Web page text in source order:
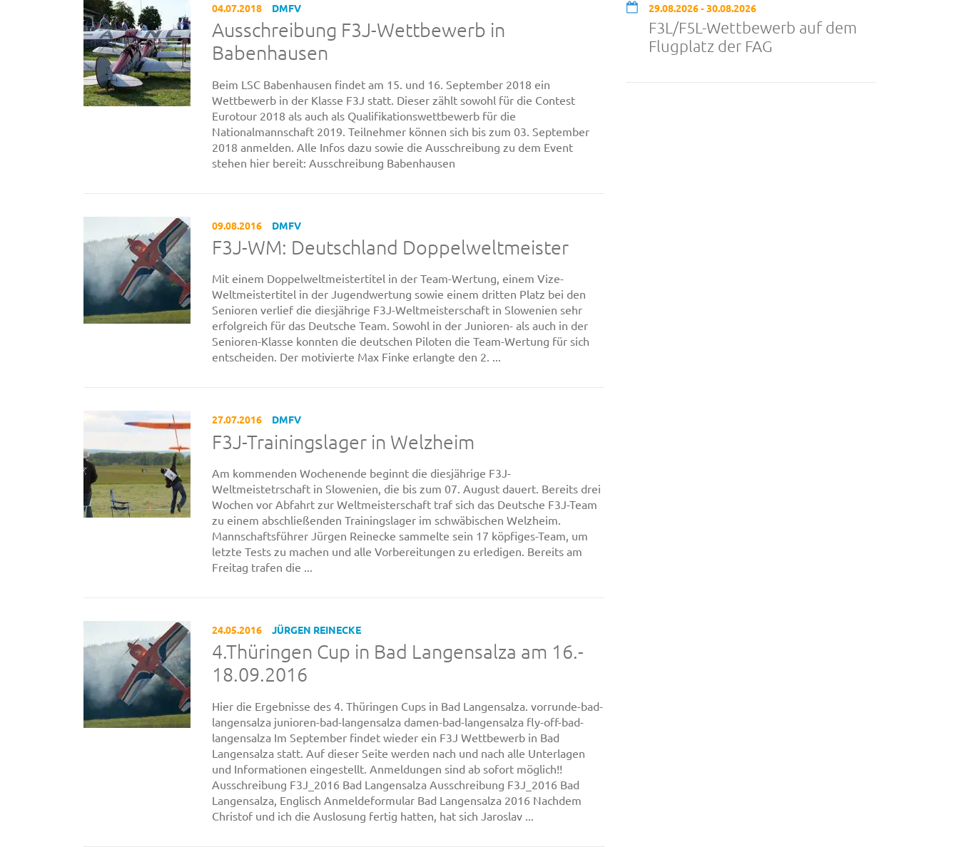
04.07.2018 DMFV
Ausschreibung F3J-Wettbewerb in
Babenhausen
Beim LSC Babenhausen findet am 15. und 16. September 2018 ein
Wettbewerb in der Klasse F3J statt. Dieser zählt sowohl für die Contest
Eurotour 2018 als auch als Qualifikationswettbewerb für die
Nationalmannschaft 2019. Teilnehmer können sich bis zum 03. September
2018 anmelden. Alle Infos dazu sowie die Ausschreibung zu dem Event
stehen hier bereit: Ausschreibung Babenhausen
09.08.2016 DMFV
F3J-WM: Deutschland Doppelweltmeister
Mit einem Doppelweltmeistertitel in der Team-Wertung, einem Vize-
Weltmeistertitel in der Jugendwertung sowie einem dritten Platz bei den
Senioren verlief die diesjährige F3J-Weltmeisterschaft in Slowenien sehr
erfolgreich für das Deutsche Team. Sowohl in der Junioren- als auch in der
Senioren-Klasse konnten die deutschen Piloten die Team-Wertung für sich
entscheiden. Der motivierte Max Finke erlangte den 2. ...
27.07.2016 DMFV
F3J-Trainingslager in Welzheim
Am kommenden Wochenende beginnt die diesjährige F3J-
Weltmeistetrschaft in Slowenien, die bis zum 07. August dauert. Bereits drei
Wochen vor Abfahrt zur Weltmeisterschaft traf sich das Deutsche F3J-Team
zu einem abschließenden Trainingslager im schwäbischen Welzheim.
Mannschaftsführer Jürgen Reinecke sammelte sein 17 köpfiges-Team, um
letzte Tests zu machen und alle Vorbereitungen zu erledigen. Bereits am
Freitag trafen die ...
24.05.2016 JÜRGEN REINECKE
4.Thüringen Cup in Bad Langensalza am 16.-
18.09.2016
Hier die Ergebnisse des 4. Thüringen Cups in Bad Langensalza. vorrunde-bad-
langensalza junioren-bad-langensalza damen-bad-langensalza fly-off-bad-
langensalza Im September findet wieder ein F3J Wettbewerb in Bad
Langensalza statt. Auf dieser Seite werden nach und nach alle Unterlagen
und Informationen eingestellt. Anmeldungen sind ab sofort möglich!!
Ausschreibung F3J_2016 Bad Langensalza Ausschreibung F3J_2016 Bad
Langensalza, Englisch Anmeldeformular Bad Langensalza 2016 Nachdem
Christof und ich die Auslosung fertig hatten, hat sich Jaroslav ...
29.08.2026 - 30.08.2026
F3L/F5L-Wettbewerb auf dem
Flugplatz der FAG